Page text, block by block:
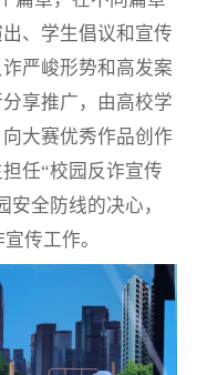
、学生倡议和宣传
严峻形势和高发案
享推广，由高校学
大赛优秀作品创作
任“校园反诈宣传
全防线的决心，
传工作。